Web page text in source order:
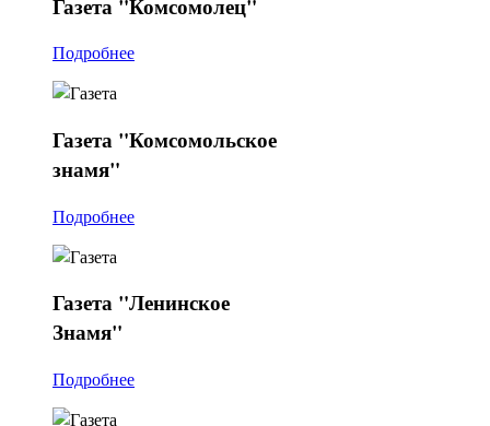
Подробнее
Газета "Комсомольское
знамя"
Подробнее
Газета "Ленинское
Знамя"
Подробнее